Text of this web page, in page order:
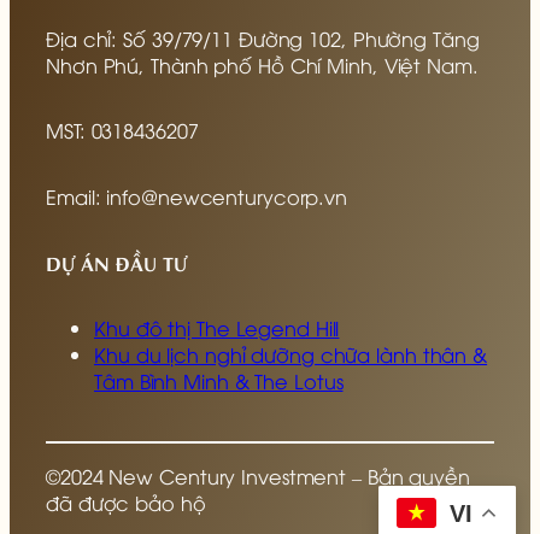
Địa chỉ: Số 39/79/11 Đường 102, Phường Tăng
Nhơn Phú, Thành phố Hồ Chí Minh, Việt Nam.
MST: 0318436207
Email: info@newcenturycorp.vn
DỰ ÁN ĐẦU TƯ
Khu đô thị The Legend Hill
Khu du lịch nghỉ dưỡng chữa lành thân &
Tâm Bình Minh & The Lotus
©2024 New Century Investment – Bản quyền
đã được bảo hộ
VI